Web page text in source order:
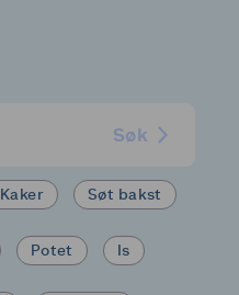
Søk
Kaker Søt bakst
Potet Is